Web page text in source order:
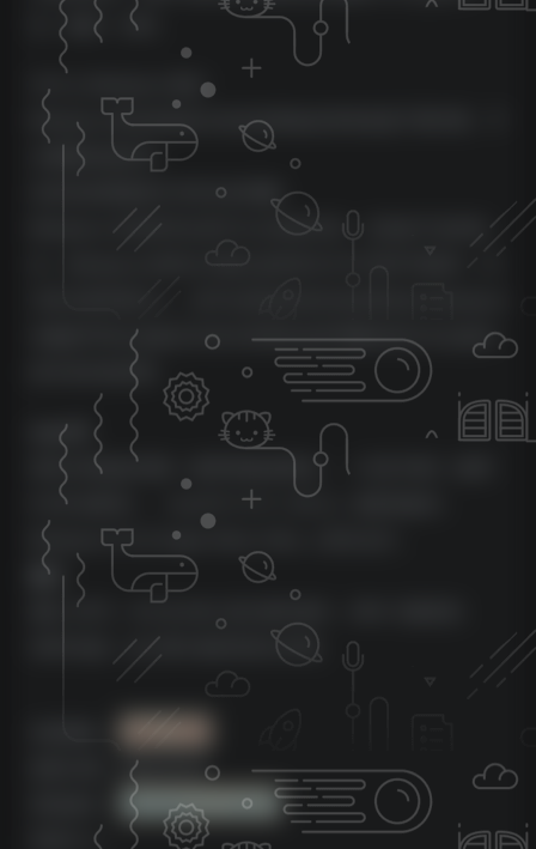
见、敏感、自然。
为什么 Melodyne 更好
Melodyne 听起来如此出色且使用如此简单是基于两件事。不
太重要的是技术。
决定性的因素是它对音乐的理解。
Melodyne 识别音符以及它们之间的关系。正是由于这些知
卓越的声音以及缺乏对音乐背景的这种理解的软件无法提供
的许多其他优势。
macOS
英特尔双核处理器（推荐四核或更高）、4 GB RAM（推荐
8 GB 或更高）、macOS 10.12（64 位）或更高版本。
Melodyne 5.2 在 Apple Silicon Mac 上原生运行。
接口
通过 VST3、AU 或 AAX 进行插件操作。ARA 与兼容的
DAW 集成，如 DAW 兼容性部分所述。
更新日期：2022.05.03
Windows & macOS
资源大小：